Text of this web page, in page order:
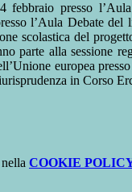
febbraio presso
l’Aula Debate del
scolastica del
parte alla sessione
europea
in Corso
COOKIE